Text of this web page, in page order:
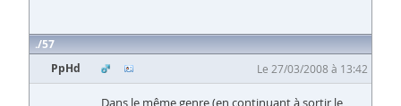
57
PpHd
Le 27/03/2008 à 13:42